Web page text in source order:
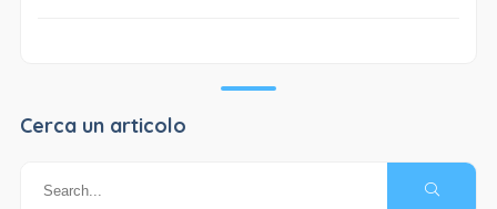
Cerca un articolo